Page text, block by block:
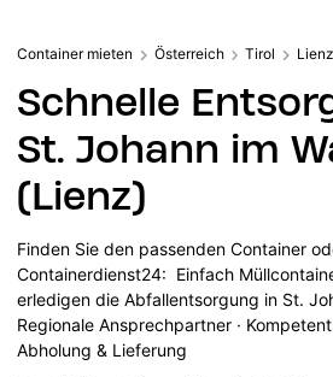
Container mieten Österreich Tirol Lienz
Schnelle
St. Johann im
(Lienz)
Finden Sie den passenden Container
Containerdienst24: Einfach
erledigen die Abfallentsorgung in St.
Regionale Ansprechpartner ·
Abholung & Lieferung